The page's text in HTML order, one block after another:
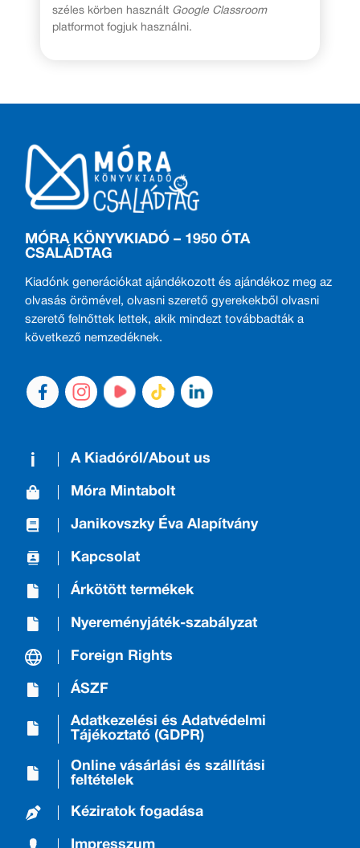
széles körben használt Google Classroom
platformot fogjuk használni.
MÓRA KÖNYVKIADÓ – 1950 ÓTA
CSALÁDTAG
Kiadónk generációkat ajándékozott és ajándékoz meg az
olvasás örömével, olvasni szerető gyerekekből olvasni
szerető felnőttek lettek, akik mindezt továbbadták a
következő nemzedéknek.
A Kiadóról/About us
Móra Mintabolt
Janikovszky Éva Alapítvány
Kapcsolat
Árkötött termékek
Nyereményjáték-szabályzat
Foreign Rights
ÁSZF
Adatkezelési és Adatvédelmi
Tájékoztató (GDPR)
Online vásárlási és szállítási
feltételek
Kéziratok fogadása
Impresszum